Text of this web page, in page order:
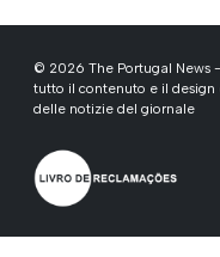
© 2026 The Portugal News
tutto il contenuto e il design
delle notizie del giornale